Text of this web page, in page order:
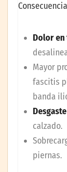
Dolor
Mayor
fascitis
banda
calzado.
piernas.